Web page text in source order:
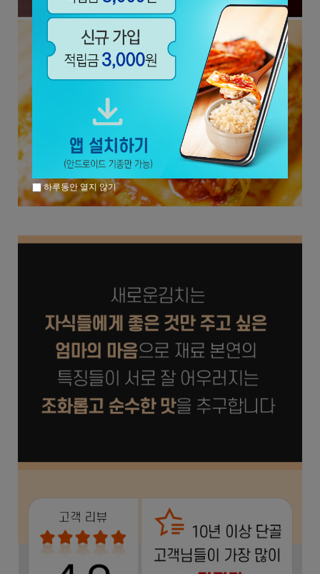
하루동안 열지 않기